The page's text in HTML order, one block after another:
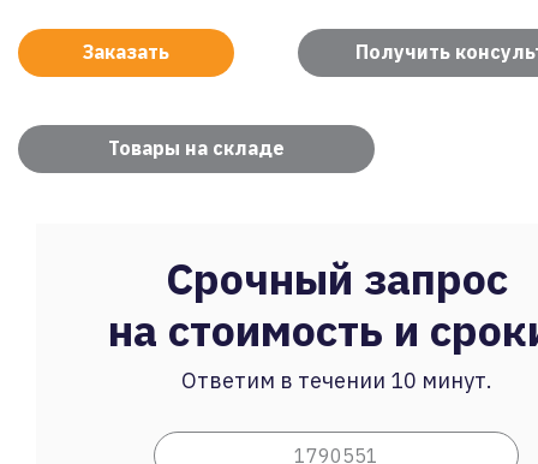
Заказать Получить
Товары на складе
Срочный запрос
на стоимость и
Ответим в течении 10 минут.